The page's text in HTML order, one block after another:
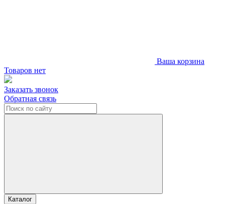
Ваша корзина
Товаров нет
Заказать звонок
Обратная связь
Каталог